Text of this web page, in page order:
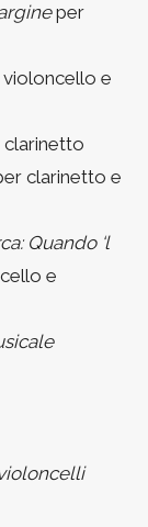
per
e
clarinetto e
Quando ‘l
e